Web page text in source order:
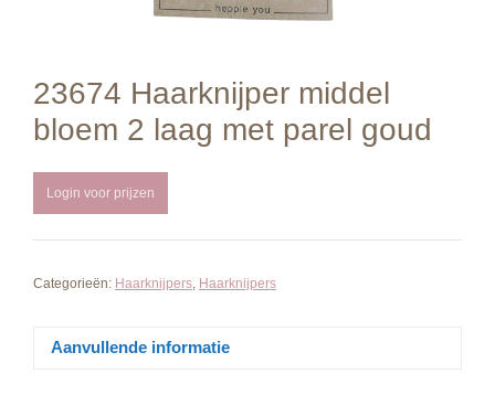
23674 Haarknijper middel
bloem 2 laag met parel goud
Login voor prijzen
Categorieën: Haarknijpers Haarknijpers
Aanvullende informatie